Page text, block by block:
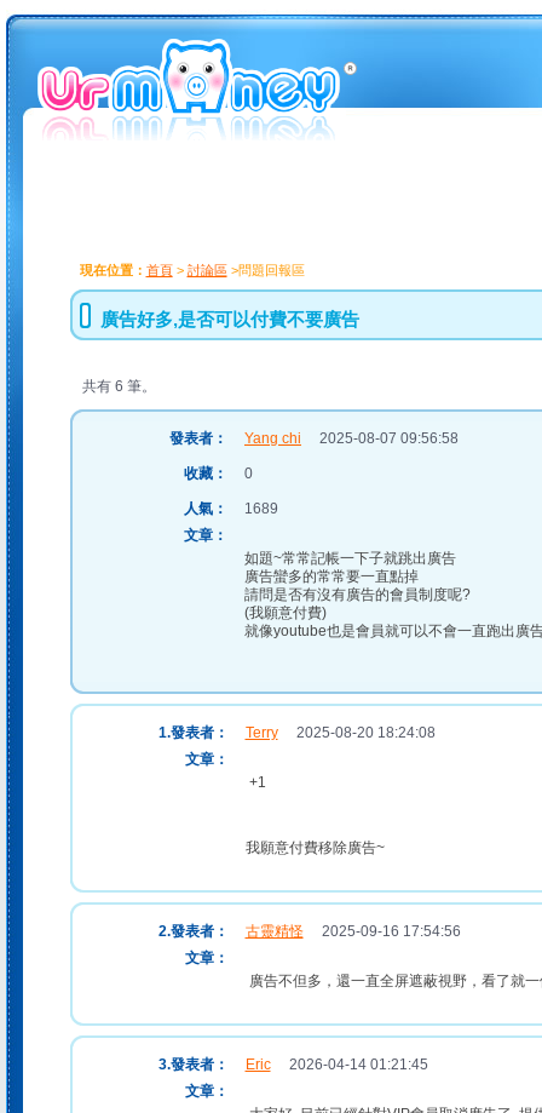
現在位置： 首頁> 討論區>問題回報區
廣告好多,是否可以付費不要廣告
共有 6 筆。
發表者： Yang chi 2025-08-07 09:56:58
收藏： 0
人氣：
1689
文章：
如題~常常記帳一下子就跳出廣告
廣告蠻多的常常要一直點掉
請問是否有沒有廣告的會員制度呢?
(我願意付費)
就像youtube也是會員就可以不會一直跑出廣
1.發表者： Terry2025-08-20 18:24:08
文章：
+1
我願意付費移除廣告~
2.發表者： 古靈精怪2025-09-16 17:54:56
文章：
廣告不但多，還一直全屏遮蔽視野，看了就
3.發表者： Eric2026-04-14 01:21:45
文章：